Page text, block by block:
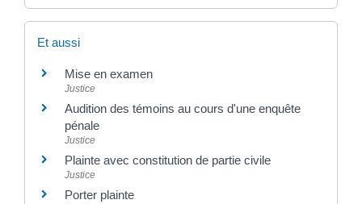
Et aussi
Mise en examen
Justice
Audition des témoins au cours d'une enquête
pénale
Justice
Plainte avec constitution de partie civile
Justice
Porter plainte